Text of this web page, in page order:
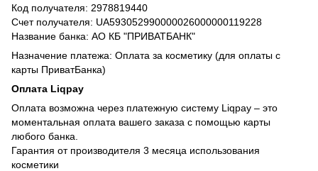
Код получателя: 2978819440
Счет получателя: UA593052990000026000000119228
Название банка: АО КБ "ПРИВАТБАНК"
Назначение платежа: Оплата за косметику (для оплаты с
карты ПриватБанка)
Оплата Liqpay
Оплата возможна через платежную систему Liqpay – это
моментальная оплата вашего заказа с помощью карты
любого банка.
Гарантия от производителя 3 месяца использования
косметики